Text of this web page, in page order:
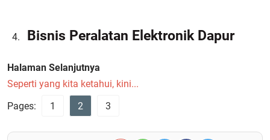
Bisnis Peralatan Elektronik Dapur
Halaman Selanjutnya
Seperti yang kita ketahui, kini...
Pages:
1 2 3